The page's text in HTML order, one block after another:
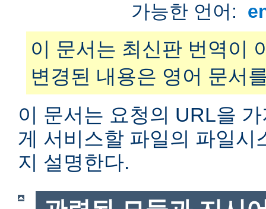
가능한 언어:
이 문서는 최신판 번역이
변경된 내용은 영어 문서
이 문서는 요청의 URL을
게 서비스할 파일의 파일시
지 설명한다.